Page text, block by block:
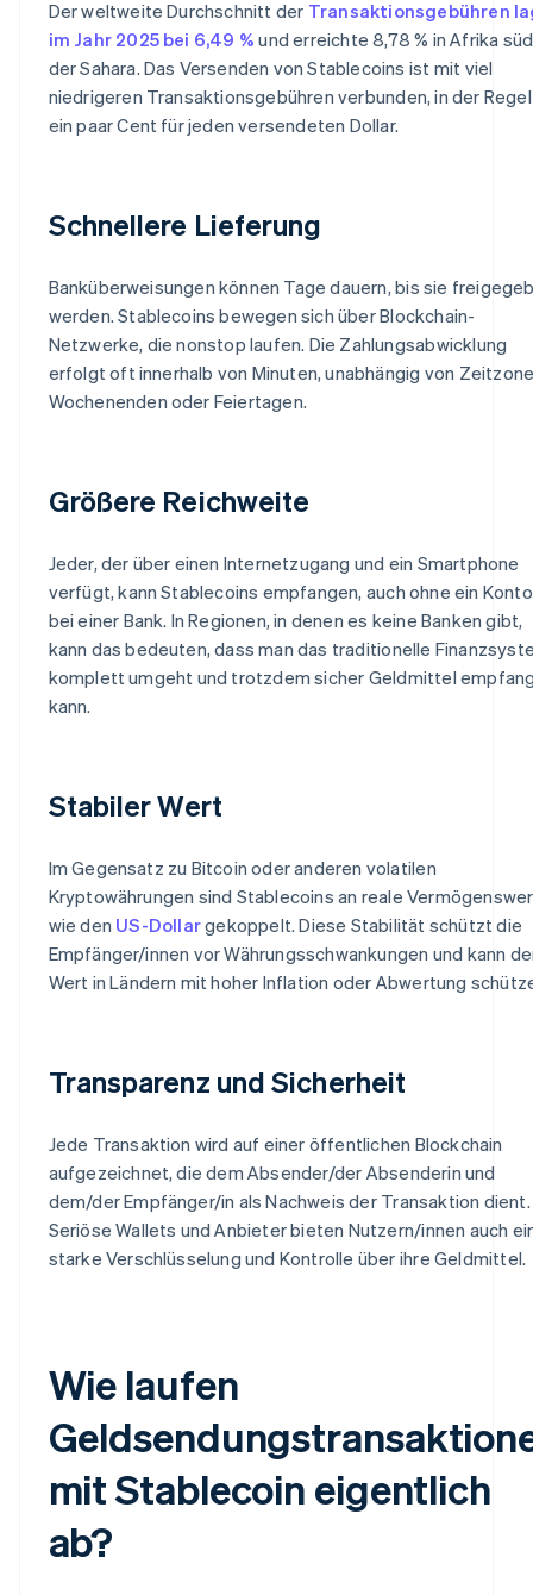
Der weltweite Durchschnitt der Transaktionsgebühren
im Jahr 2025 bei 6,49 % und erreichte 8,78 % in Afrika
der Sahara. Das Versenden von Stablecoins ist mit viel
niedrigeren Transaktionsgebühren verbunden, in der
ein paar Cent für jeden versendeten Dollar.
Schnellere Lieferung
Banküberweisungen können Tage dauern, bis sie
werden. Stablecoins bewegen sich über Blockchain-
Netzwerke, die nonstop laufen. Die Zahlungsabwicklung
erfolgt oft innerhalb von Minuten, unabhängig von
Wochenenden oder Feiertagen.
Größere Reichweite
Jeder, der über einen Internetzugang und ein Smartphone
verfügt, kann Stablecoins empfangen, auch ohne ein Konto
bei einer Bank. In Regionen, in denen es keine Banken gibt,
kann das bedeuten, dass man das traditionelle
komplett umgeht und trotzdem sicher Geldmittel
kann.
Stabiler Wert
Im Gegensatz zu Bitcoin oder anderen volatilen
Kryptowährungen sind Stablecoins an reale
wie den US-Dollargekoppelt. Diese Stabilität schützt die
Empfänger/innen vor Währungsschwankungen und kann
Wert in Ländern mit hoher Inflation oder Abwertung
Transparenz und Sicherheit
Jede Transaktion wird auf einer öffentlichen Blockchain
aufgezeichnet, die dem Absender/der Absenderin und
dem/der Empfänger/in als Nachweis der Transaktion dient.
Seriöse Wallets und Anbieter bieten Nutzern/innen auch
starke Verschlüsselung und Kontrolle über ihre Geldmittel.
Wie laufen
mit Stablecoin eigentlich
ab?